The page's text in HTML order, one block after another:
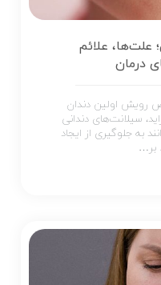
علت‌ها، علائم
درمان
رویش اولین دندان
سیلانت‌های دندانی
به جلوگیری از ایجاد
بر…